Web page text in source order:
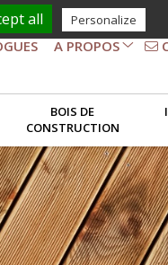
A PROPOS
NOS SERVICES
LE GROUPE
BOIS DE
CONSTRUCTION
all Personalize